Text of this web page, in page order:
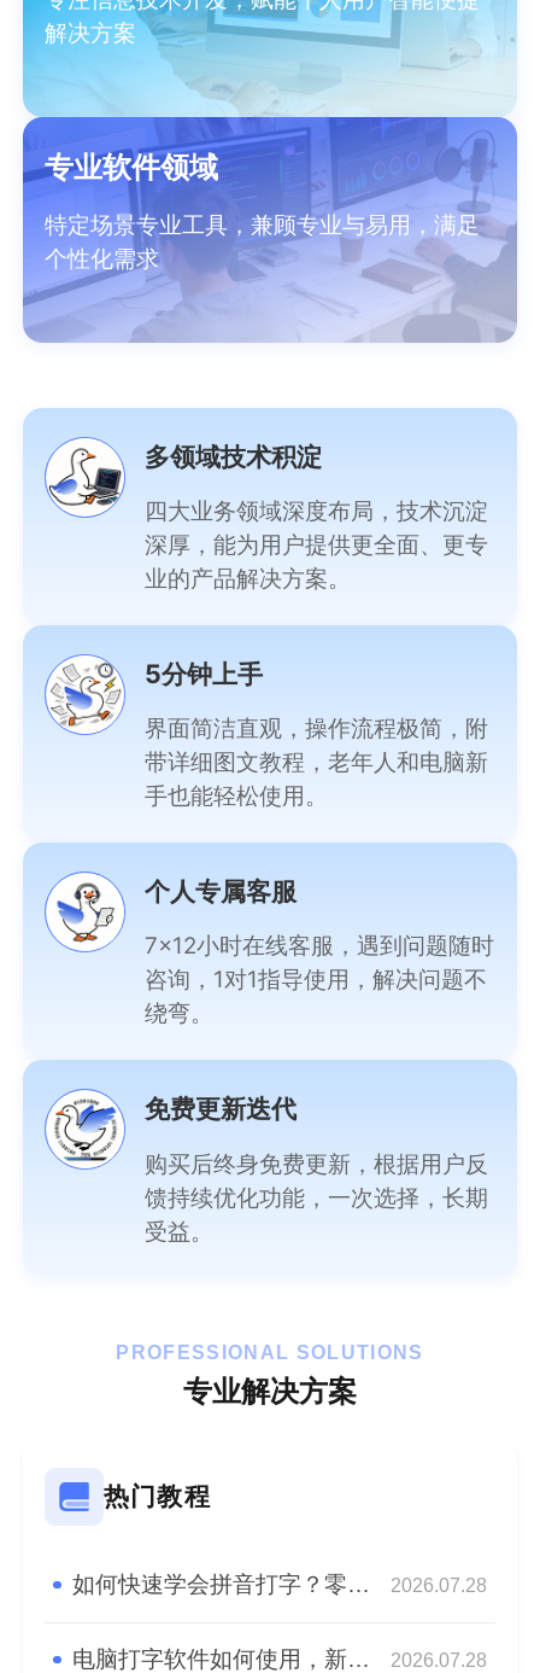
解决方案
专业软件领域
特定场景专业工具，兼顾专业与易用，满足
个性化需求
多领域技术积淀
四大业务领域深度布局，技术沉淀
深厚，能为用户提供更全面、更专
业的产品解决方案。
5分钟上手
界面简洁直观，操作流程极简，附
带详细图文教程，老年人和电脑新
手也能轻松使用。
个人专属客服
7×12小时在线客服，遇到问题随时
咨询，1对1指导使用，解决问题不
绕弯。
免费更新迭代
购买后终身免费更新，根据用户反
馈持续优化功能，一次选择，长期
受益。
PROFESSIONAL SOLUTIONS
专业解决方案
热门教程
如何快速学会拼音打字？零基础快速学会拼音盲打！ 2026.07.28
电脑打字软件如何使用，新手快速熟悉盲打 2026.07.28